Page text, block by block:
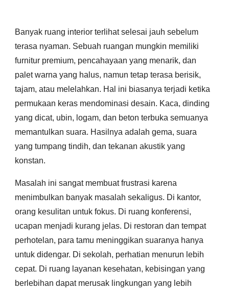
Banyak ruang interior terlihat selesai jauh sebelum
terasa nyaman. Sebuah ruangan mungkin memiliki
furnitur premium, pencahayaan yang menarik, dan
palet warna yang halus, namun tetap terasa berisik,
tajam, atau melelahkan. Hal ini biasanya terjadi ketika
permukaan keras mendominasi desain. Kaca, dinding
yang dicat, ubin, logam, dan beton terbuka semuanya
memantulkan suara. Hasilnya adalah gema, suara
yang tumpang tindih, dan tekanan akustik yang
konstan.
Masalah ini sangat membuat frustrasi karena
menimbulkan banyak masalah sekaligus. Di kantor,
orang kesulitan untuk fokus. Di ruang konferensi,
ucapan menjadi kurang jelas. Di restoran dan tempat
perhotelan, para tamu meninggikan suaranya hanya
untuk didengar. Di sekolah, perhatian menurun lebih
cepat. Di ruang layanan kesehatan, kebisingan yang
berlebihan dapat merusak lingkungan yang lebih